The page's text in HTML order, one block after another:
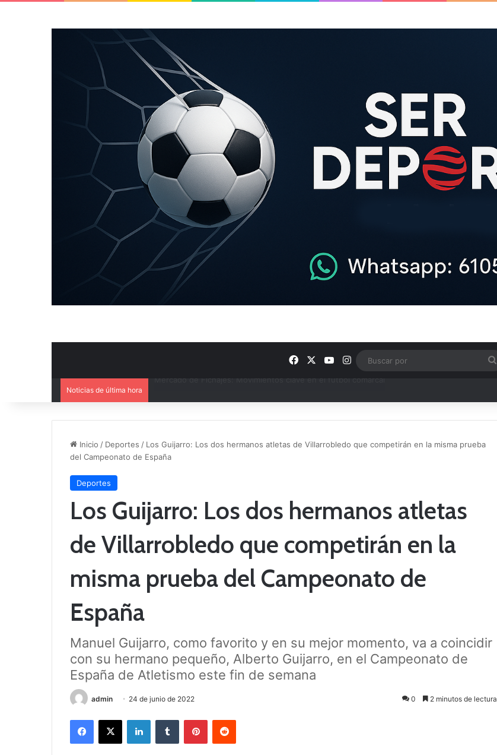
FacebookYouTube
Instagram
Noticias de última hora
Inicio / Deportes / Los Guijarro: Los dos hermanos atletas de Villarrobledo que competirán en la misma prueba
del Campeonato de España
Deportes
Los Guijarro: Los dos hermanos atletas
de Villarrobledo que competirán en la
misma prueba del Campeonato de
España
Manuel Guijarro, como favorito y en su mejor momento, va a coincidir
con su hermano pequeño, Alberto Guijarro, en el Campeonato de
España de Atletismo este fin de semana
admin 24 de junio de 2022 0 2 minutos de lectura